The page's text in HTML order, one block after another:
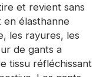
et revient sans
en élasthanne
les rayures, les
de gants a
tissu réfléchissant